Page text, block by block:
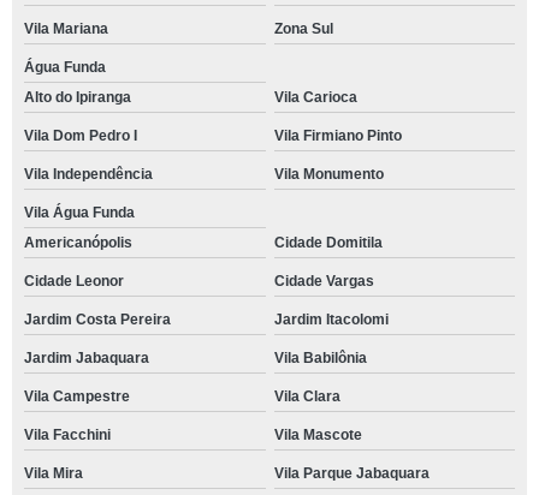
Vila Mariana Zona Sul
Água Funda
Alto do Ipiranga
Vila Carioca
Vila Dom Pedro I Vila Firmiano Pinto
Vila Independência Vila Monumento
Vila Água Funda
Americanópolis
Cidade Domitila
Cidade Leonor Cidade Vargas
Jardim Costa Pereira Jardim Itacolomi
Jardim Jabaquara Vila Babilônia
Vila Campestre Vila Clara
Vila Facchini Vila Mascote
Vila Mira Vila Parque Jabaquara